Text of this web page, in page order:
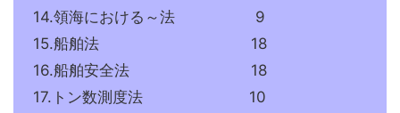
14.領海における～法 9
15.船舶法 18
16.船舶安全法 18
17.トン数測度法 10